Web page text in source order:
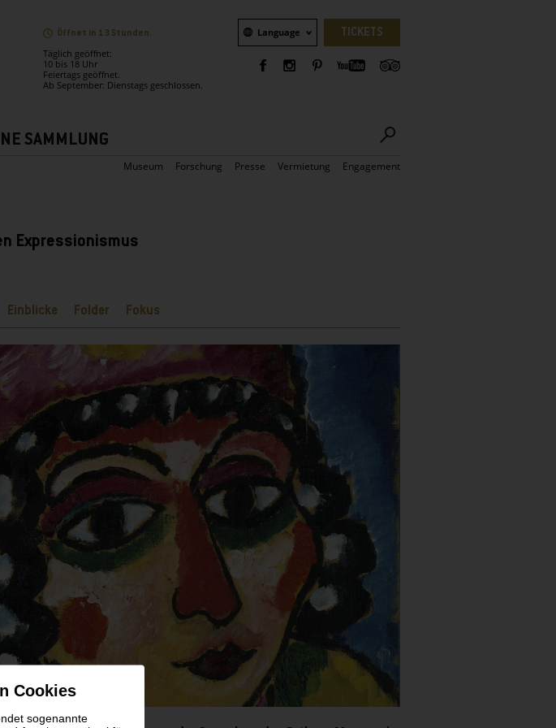
Cookies
sogenannte
Öffnet in 13 Stunden.
Täglich geöffnet:
10 bis 18 Uhr
Feiertags geöffnet.
Ab September: Dienstags geschlossen.
Sprachauswahl
Language TICKETS
SAMMLUNG
Museum Forschung Presse Vermietung Engagement
Expressionismus
Einblicke Folder Fokus